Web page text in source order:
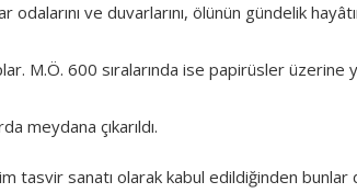
odalarını ve duvarlarını, ölünün gündelik
M.Ö. 600 sıralarında ise papirüsler üzerine
meydana çıkarıldı.
tasvir sanatı olarak kabul edildiğinden bunlar